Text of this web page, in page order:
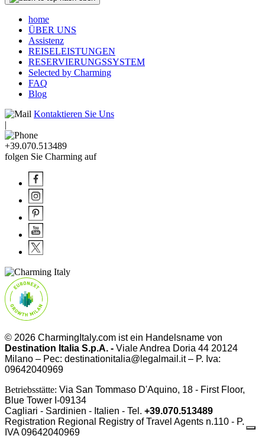
home
ÜBER UNS
Assistenz
REISELEISTUNGEN
RESERVIERUNGSSYSTEM
Selected by Charming
FAQ
Blog
Kontaktieren Sie Uns
|
+39.070.513489
folgen Sie Charming auf
© 2026 CharmingItaly.com ist ein Handelsname von
Destination Italia S.p.A. - Viale Andrea Doria 44 20124
Milano – Pec: destinationitalia@legalmail.it – P. Iva:
09642040969
Betriebsstätte: Via San Tommaso D'Aquino, 18 - First Floor,
Blue Tower I-09134
Cagliari - Sardinien - Italien - Tel. +39.070.513489
Registration Regional Registry of Travel Agents n.110 - P.
IVA09642040969